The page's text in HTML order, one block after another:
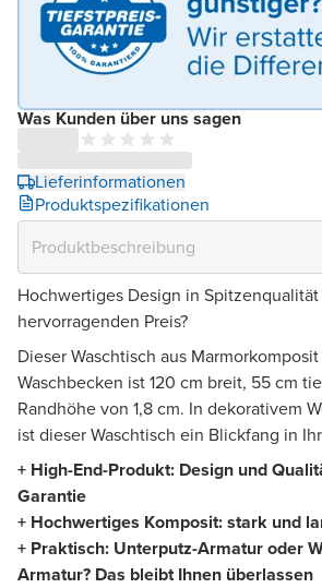
Was Kunden über uns sagen
Lieferinformationen
Produktspezifikationen
Hochwertiges Design in
hervorragenden Preis?
Dieser Waschtisch aus
Waschbecken ist 120 cm breit, 55 cm
Randhöhe von 1,8 cm. In dekorativem
ist dieser Waschtisch ein Blickfang in
+ High-End-Produkt: Design und
Garantie
+ Hochwertiges Komposit: stark und
+ Praktisch: Unterputz-Armatur oder
Armatur? Das bleibt Ihnen überlassen